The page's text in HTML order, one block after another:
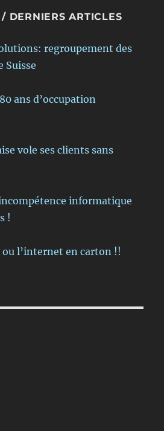
DERNIERS ARTICLES
regroupement des
Suisse
ans d’occupation
vole ses clients sans
informatique
!
ou l’internet en carton !!